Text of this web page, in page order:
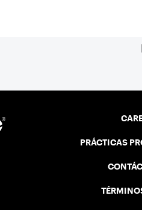
PRÁCTICAS